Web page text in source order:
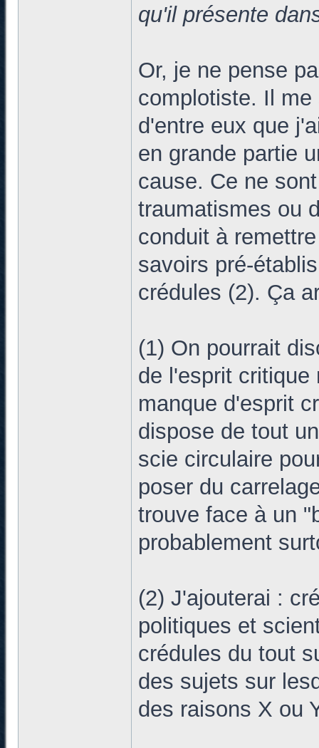
qu'il présente
Or, je ne pense
complotiste. Il
d'entre eux que
en grande partie
cause. Ce ne
traumatismes ou
conduit à
savoirs pré-
crédules (2). Ça
(1) On pourrait
de l'esprit critique
manque d'esprit
dispose de tout
scie circulaire
poser du
trouve face à un
probablement
(2) J'ajouterai :
politiques et
crédules du tout
des sujets sur
des raisons X ou